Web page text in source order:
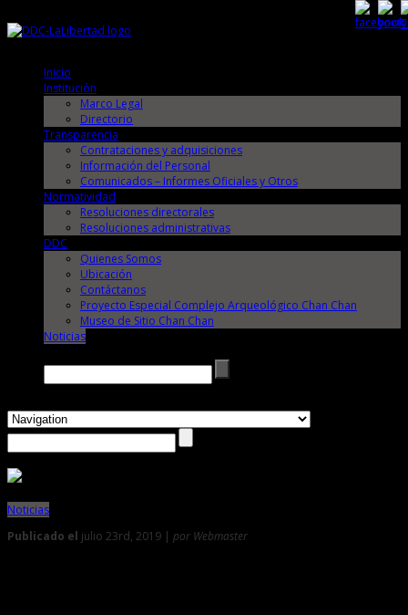
Inicio
Institución
Marco Legal
Directorio
Transparencia
Contrataciones y adquisiciones
Información del Personal
Comunicados – Informes Oficiales y Otros
Normatividad
Resoluciones directorales
Resoluciones administrativas
DDC
Quienes Somos
Ubicación
Contáctanos
Proyecto Especial Complejo Arqueológico Chan Chan
Museo de Sitio Chan Chan
Noticias
Noticias
Publicado el julio 23rd, 2019 | por Webmaster